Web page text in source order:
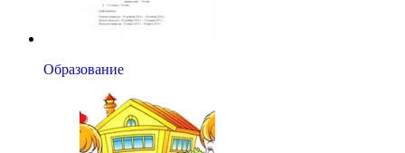
Образование